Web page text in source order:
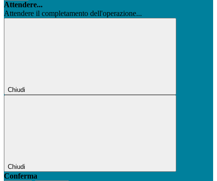
Attendere...
Attendere il completamento dell'operazione...
Chiudi
Chiudi
Conferma